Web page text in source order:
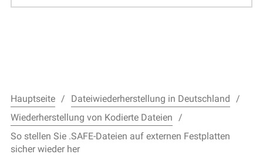
Hauptseite
Dateiwiederherstellung in Deutschland
Wiederherstellung von Kodierte Dateien
So stellen Sie .SAFE-Dateien auf externen Festplatten
sicher wieder her